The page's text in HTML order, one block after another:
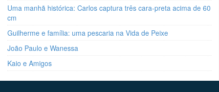
Uma manhã histórica: Carlos captura três cara-preta acima de 60
cm
Guilherme e família: uma pescaria na Vida de Peixe
João Paulo e Wanessa
Kaio e Amigos